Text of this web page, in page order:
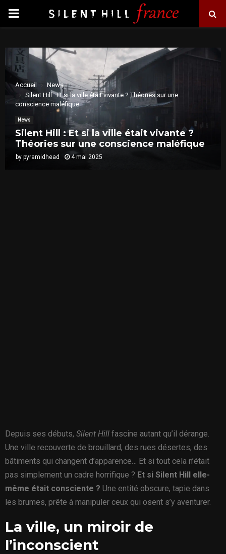
PRIMARY
Accueil
News
Silent Hill : Et si la ville était vivante ? Théories sur une
conscience maléfique
News
Silent Hill : Et si la ville était vivante ?
Théories sur une conscience maléfique
by pyramidhead 4 mai 2025
Depuis ses débuts, Silent Hill fascine autant qu’il dérange.
Une ville recouverte de brouillard, des rues désertes, des
bâtiments qui changent d’apparence… Et si tout cela n’était
pas simplement un cadre horrifique ? Et si Silent Hill elle-
même était consciente ? Une entité obscure, tapie dans
les brumes, prête à manipuler ceux qui osent s’y aventurer.
La ville, un miroir de
l’inconscient